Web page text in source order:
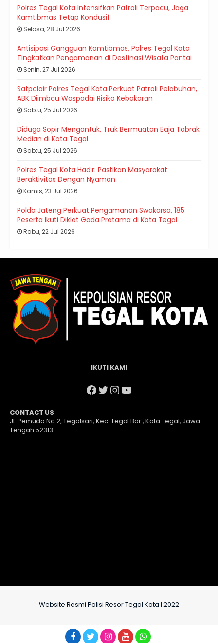
Polres Tegal Kota Intensifkan Patroli Terpadu, Jaga
Kamtibmas Tetap Kondusif
Selasa, 28 Jul 2026
Antisipasi Gangguan Kamtibmas, Polres Tegal Kota
Tingkatkan Pengamanan di Destinasi Wisata Pantai
Senin, 27 Jul 2026
Satpolair Polres Tegal Kota Perkuat Patroli Pelabuhan,
ABK Diimbau Waspadai Risiko Kebakaran
Sabtu, 25 Jul 2026
Diduga Sopir Mengantuk, Truk Bermuatan Baja Tabrak
Median di Kota Tegal
Sabtu, 25 Jul 2026
Polres Tegal Kota Hadir: Pastikan Masyarakat
Beraktivitas Dengan Nyaman
Kamis, 23 Jul 2026
Polda Jateng Perkuat Pengamanan Swakarsa, 185
Peserta Ikuti Diklat Gada Pratama di Kota Tegal
Rabu, 22 Jul 2026
IKUTI KAMI
Facebook
Twitter
Instagram
YouTube
CONTACT US
Jl. Pemuda No.2, Tegalsari, Kec. Tegal Bar., Kota Tegal, Jawa
Tengah 52313
Website Resmi Polisi Resor Tegal Kota | 2022